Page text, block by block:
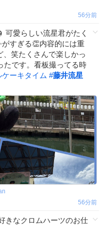
56分前
可愛らしい流星君がたく
すぎる👏内容的には重
笑たくさんで楽しかっ
たです。看板撮ってる時
ーキタイム #藤井流星
56分前
きなクロムハーツのお仕